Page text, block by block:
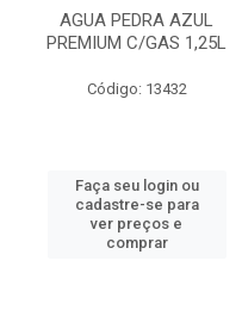
AGUA PEDRA AZUL
PREMIUM C/GAS 1,25L
Código: 13432
Faça seu login ou
cadastre-se para
ver preços e
comprar